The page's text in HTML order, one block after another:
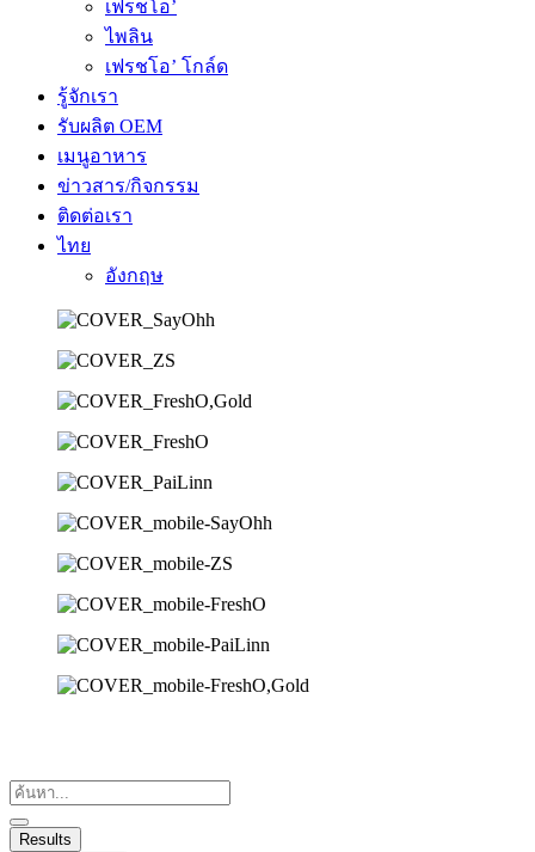
เฟรชโอ’
ไพลิน
เฟรชโอ’ โกล์ด
รู้จักเรา
รับผลิต OEM
เมนูอาหาร
ข่าวสาร/กิจกรรม
ติดต่อเรา
ไทย
อังกฤษ
Search
...
Results